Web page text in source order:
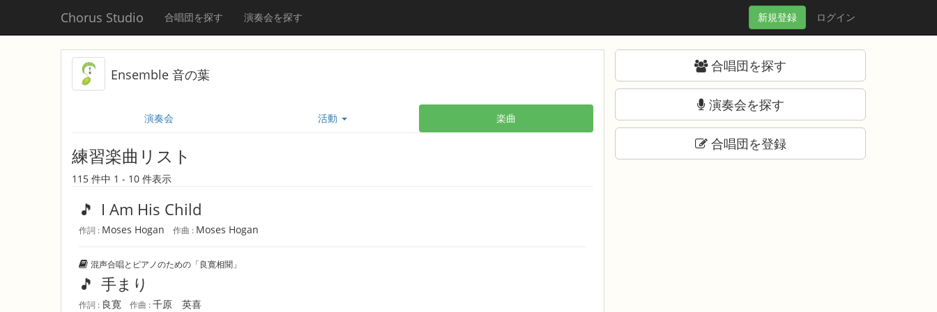
Chorus Studio 合唱団を探す 演奏会を探す ログイン
新規登録
Ensemble 音の葉
演奏会 活動 楽曲
練習楽曲リスト
115 件中 1 - 10 件表示
🎵 I Am His Child
作詞 : Moses Hogan 作曲 : Moses Hogan
混声合唱とピアノのための「良寛相聞」
🎵 手まり
作詞 : 良寛 作曲 :千原 英喜
合唱団を探す
演奏会を探す
合唱団を登録